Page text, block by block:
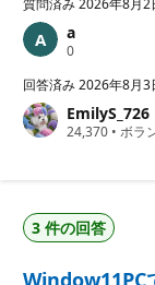
a
0評
の
イ
ン
回答済み2026年8月3
EmilyS_726
24,370 評
ト
• ボラ
3 件の回答
Window11PC